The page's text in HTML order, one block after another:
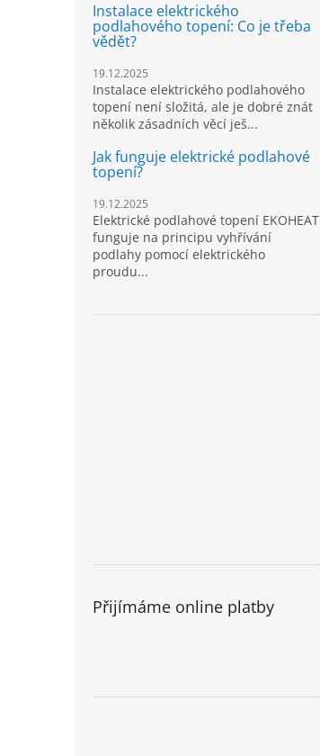
Instalace elektrického
podlahového topení: Co je třeba
vědět?
19.12.2025
Instalace elektrického podlahového
topení není složitá, ale je dobré znát
několik zásadních věcí ješ...
Jak funguje elektrické podlahové
topení?
19.12.2025
Elektrické podlahové topení EKOHEAT
funguje na principu vyhřívání
podlahy pomocí elektrického
proudu...
Přijímáme online platby